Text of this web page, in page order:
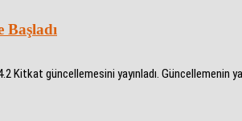
Kitkat güncellemesini yayınladı. Güncellemenin